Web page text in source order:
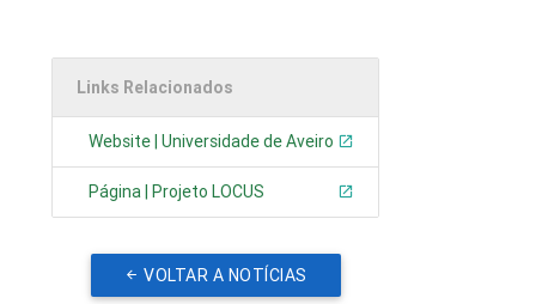
Links Relacionados
Website | Universidade de Aveiro
Página | Projeto LOCUS
VOLTAR A NOTÍCIAS